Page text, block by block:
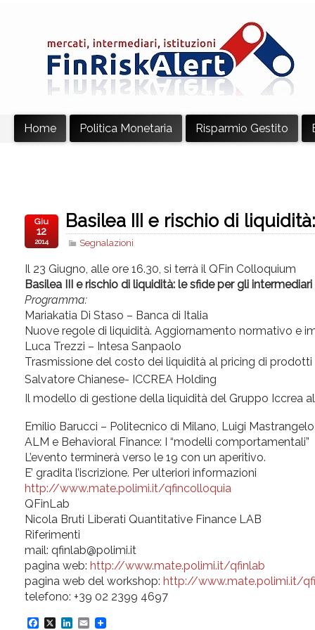
Home Politica Monetaria Risparmio Gestito
Basilea III e rischio di
Segnalazioni
Giu
12
2014
​Il 23 Giugno, alle ore 16.30, si terrà il QFin Colloquium
Basilea III e rischio di liquidità: le sfide per gli intermediari​
Programma:
Mariakatia Di Staso – Banca di Italia
Nuove regole di liquidità. Aggiornamento normativo e
Luca Trezzi – Intesa Sanpaolo
Trasmissione del costo dei liquidità al pricing di prodotti
Salvatore Chianese- ICCREA Holding
Il modello di gestione della liquidità del Gruppo Iccrea
Emilio Barucci – Politecnico di Milano, Luigi
ALM e Behavioral Finance: I “modelli
L’evento terminerà verso le 19 con un aperitivo.
E’ gradita l’iscrizione. Per ulteriori informazioni
http://www.mate.polimi.it/qfincolloquia
QFinLab
Nicola Bruti Liberati Quantitative Finance LAB
Riferimenti
mail: qfinlab@polimi.it
pagina web: http://www.mate.polimi.it/qfinlab
​pagina web del workshop: http://www.mate.polimi.it/
telefono: +39 02 2399 4697
F
X
L
E